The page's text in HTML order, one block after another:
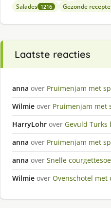
Salades 1216 Gezonde
Laatste reacties
anna over Pruimenjam met
Wilmie over Pruimenjam met
HarryLohr over Gevuld Turks
anna over Pruimenjam met
anna over Snelle
Wilmie over Ovenschotel